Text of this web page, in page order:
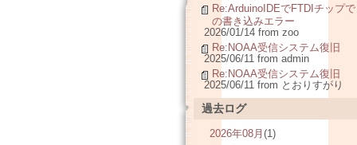
Re:ArduinoIDEでFTDIチップで
の書き込みエラー
2026/01/14 from zoo
Re:NOAA受信システム復旧
2025/06/11 from admin
Re:NOAA受信システム復旧
2025/06/11 from とおりすがり
過去ログ
2026年08月 (1)